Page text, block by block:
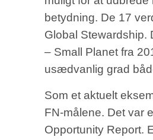
betydning. De 17
Global Stewardship.
– Small Planet fra
usædvanlig grad
Som et aktuelt
FN-målene. Det var
Opportunity Report.